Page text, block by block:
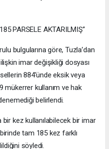
PARSELE AKTARILMIŞ”
bulgularına göre, Tuzla’dan
imar değişikliği dosyası
884’ünde eksik veya
mükerrer kullanım ve hak
belirlendi.
kez kullanılabilecek bir imar
tam 185 kez farklı
söyledi.